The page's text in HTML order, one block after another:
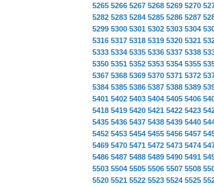
5265 5266 5267 5268 5269 5270
5282 5283 5284 5285 5286 5287
5299 5300 5301 5302 5303 5304
5316 5317 5318 5319 5320 5321
5333 5334 5335 5336 5337 5338
5350 5351 5352 5353 5354 5355
5367 5368 5369 5370 5371 5372
5384 5385 5386 5387 5388 5389
5401 5402 5403 5404 5405 5406
5418 5419 5420 5421 5422 5423
5435 5436 5437 5438 5439 5440
5452 5453 5454 5455 5456 5457
5469 5470 5471 5472 5473 5474
5486 5487 5488 5489 5490 5491
5503 5504 5505 5506 5507 5508
5520 5521 5522 5523 5524 5525